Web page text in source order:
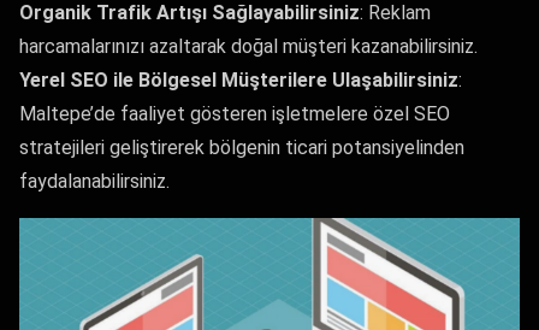
Organik Trafik Artışı Sağlayabilirsiniz: Reklam
harcamalarınızı azaltarak doğal müşteri kazanabilirsiniz.
Yerel SEO ile Bölgesel Müşterilere Ulaşabilirsiniz:
Maltepe’de faaliyet gösteren işletmelere özel SEO
stratejileri geliştirerek bölgenin ticari potansiyelinden
faydalanabilirsiniz.